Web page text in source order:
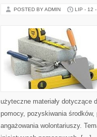
POSTED BY ADMIN LIP - 12
użyteczne materiały dotyczące
pomocy, pozyskiwania
angażowania wolontariuszy.